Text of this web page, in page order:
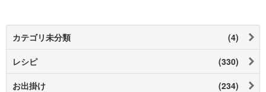
カテゴリ未分類 (4)
レシピ (330)
お出掛け (234)